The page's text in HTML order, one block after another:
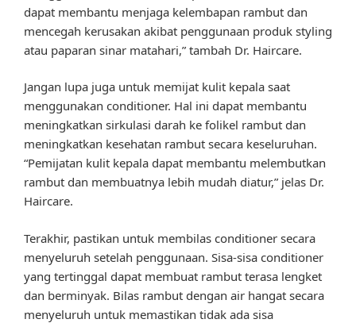
dapat membantu menjaga kelembapan rambut dan
mencegah kerusakan akibat penggunaan produk styling
atau paparan sinar matahari,” tambah Dr. Haircare.
Jangan lupa juga untuk memijat kulit kepala saat
menggunakan conditioner. Hal ini dapat membantu
meningkatkan sirkulasi darah ke folikel rambut dan
meningkatkan kesehatan rambut secara keseluruhan.
“Pemijatan kulit kepala dapat membantu melembutkan
rambut dan membuatnya lebih mudah diatur,” jelas Dr.
Haircare.
Terakhir, pastikan untuk membilas conditioner secara
menyeluruh setelah penggunaan. Sisa-sisa conditioner
yang tertinggal dapat membuat rambut terasa lengket
dan berminyak. Bilas rambut dengan air hangat secara
menyeluruh untuk memastikan tidak ada sisa